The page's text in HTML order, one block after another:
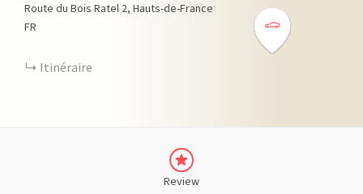
Route du Bois Ratel 2 Hauts-de-France
FR
Itinéraire
Review